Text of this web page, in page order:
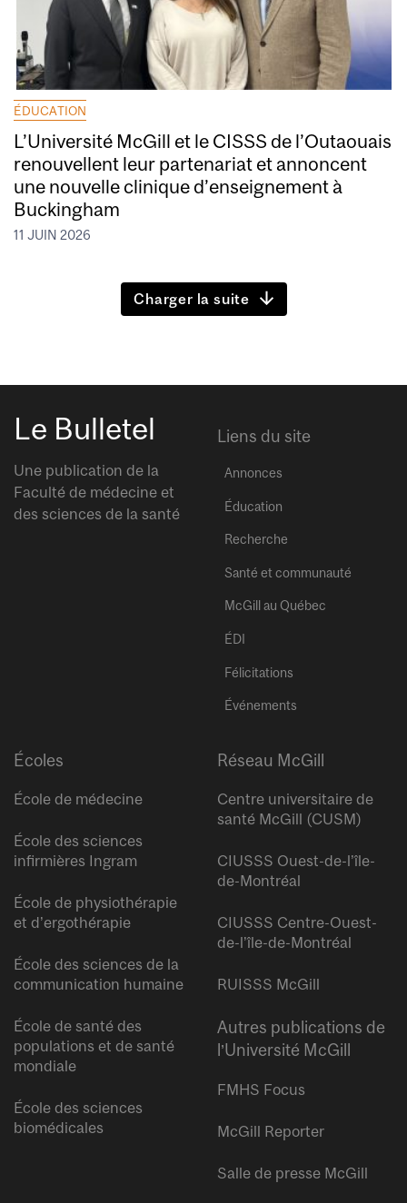
ÉDUCATION
L’Université McGill et le CISSS de l’Outaouais
renouvellent leur partenariat et annoncent
une nouvelle clinique d’enseignement à
Buckingham
11 JUIN 2026
Charger la suite
Le Bulletel
Une publication de la
Faculté de médecine et
des sciences de la santé
Liens du site
Annonces
Éducation
Recherche
Santé et communauté
McGill au Québec
ÉDI
Félicitations
Événements
Écoles
École de médecine
École des sciences
infirmières Ingram
École de physiothérapie
et d’ergothérapie
École des sciences de la
communication humaine
École de santé des
populations et de santé
mondiale
École des sciences
biomédicales
Réseau McGill
Centre universitaire de
santé McGill (CUSM)
CIUSSS Ouest-de-l’île-
de-Montréal
CIUSSS Centre-Ouest-
de-l’île-de-Montréal
RUISSS McGill
Autres publications de
l’Université McGill
FMHS Focus
McGill Reporter
Salle de presse McGill